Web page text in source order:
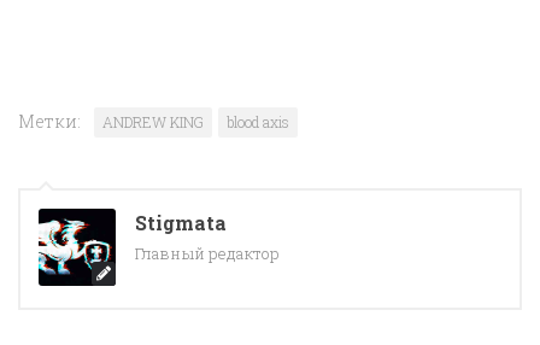
Метки: ANDREW KING blood axis
Stigmata
Главный редактор